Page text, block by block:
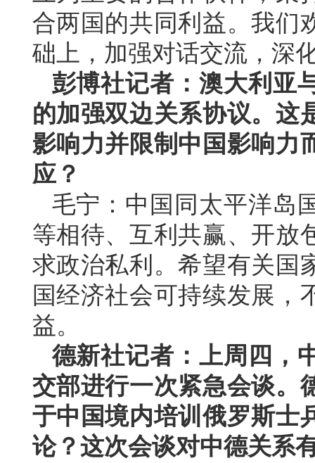
合两国的共同利益。我们
础上，加强对话交流，深
彭博社记者：澳大利亚
的加强双边关系协议。这
影响力并限制中国影响力
应？
毛宁：中国同太平洋岛
等相待、互利共赢、开放
求政治私利。希望有关国
国经济社会可持续发展，
益。
德新社记者：上周四，
交部进行一次紧急会谈。
于中国境内培训俄罗斯士
论？这次会谈对中德关系